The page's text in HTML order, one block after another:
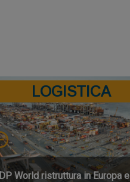
LOGISTICA
DP World ristruttura in Europa e